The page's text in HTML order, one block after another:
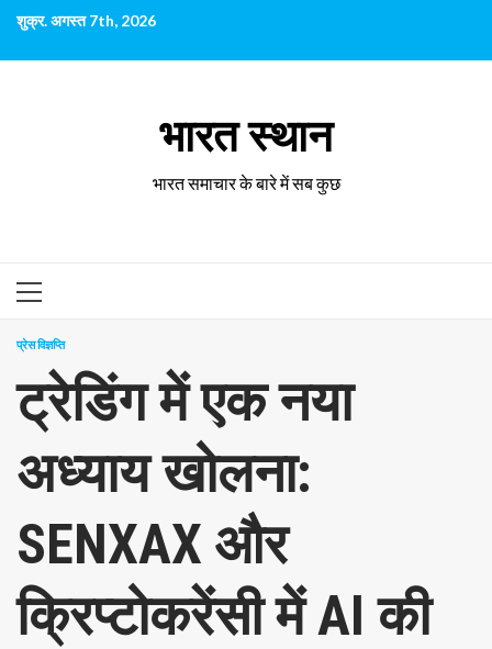
छोड़कर
सामग्री
पर
शुक्र. अगस्त 7th, 2026
भारत स्थान
भारत समाचार के बारे में सब कुछ
प्राथमिक
प्रेस विज्ञप्ति
ट्रेडिंग में एक नया
अध्याय खोलना:
SENXAX और
क्रिप्टोकरेंसी में AI की